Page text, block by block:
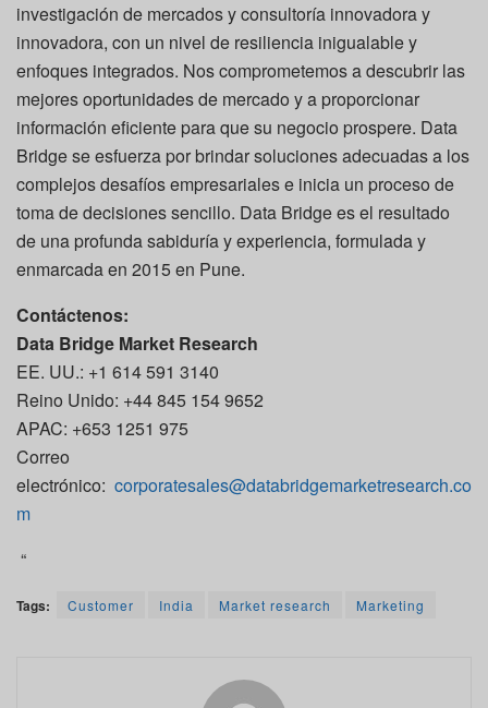
investigación de mercados y consultoría innovadora y
innovadora, con un nivel de resiliencia inigualable y
enfoques integrados. Nos comprometemos a descubrir las
mejores oportunidades de mercado y a proporcionar
información eficiente para que su negocio prospere. Data
Bridge se esfuerza por brindar soluciones adecuadas a los
complejos desafíos empresariales e inicia un proceso de
toma de decisiones sencillo. Data Bridge es el resultado
de una profunda sabiduría y experiencia, formulada y
enmarcada en 2015 en Pune.
Contáctenos:
Data Bridge Market Research
EE. UU.: +1 614 591 3140
Reino Unido: +44 845 154 9652
APAC: +653 1251 975
Correo
electrónico: corporatesales@databridgemarketresearch.co
m
“
Tags: Customer India Market research Marketing